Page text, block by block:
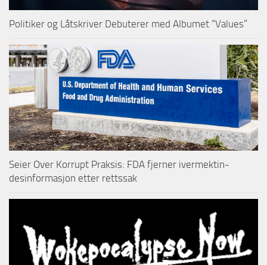
Politiker og Låtskriver Debuterer med Albumet “Values”
Seier Over Korrupt Praksis: FDA fjerner ivermektin-
desinformasjon etter rettssak